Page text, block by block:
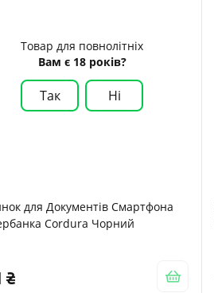
Товар для повнолітніх
Вам є 18 років?
Так Ні
для Документів Смартфона
Cordura Чорний